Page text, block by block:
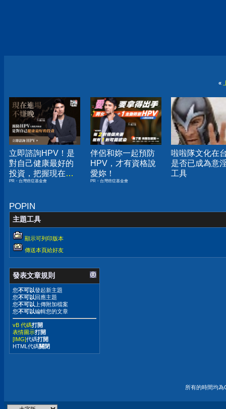
«
立即諮詢HPV！是
對自己健康最好的
投資，把握現在不
嫌晚！
PR・台灣癌症基金會
伴侶和妳一起預防
HPV，才有資格說
愛妳！
PR・台灣癌症基金會
啦啦隊文化在
是否已成為意
工具
POPIN
主題工具
顯示可列印版本
傳送本頁給好友
發表文章規則
您不可以發起新主題
您不可以回應主題
您不可以 上傳附加檔案
您不可以編輯您的文章
vB 代碼打開
表情圖示打開
[IMG]代碼打開
HTML代碼關閉
所有的時間均為